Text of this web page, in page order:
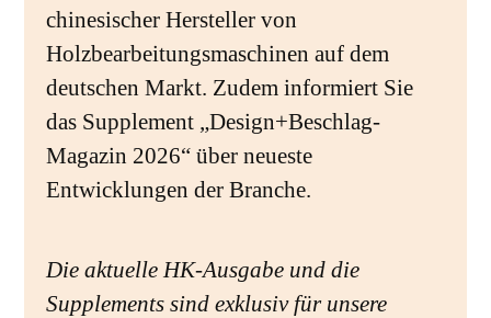
chinesischer Hersteller von
Holzbearbeitungsmaschinen auf dem
deutschen Markt. Zudem informiert Sie
das Supplement „Design+Beschlag-
Magazin 2026“ über neueste
Entwicklungen der Branche.
Die aktuelle HK-Ausgabe und die
Supplements sind exklusiv für unsere